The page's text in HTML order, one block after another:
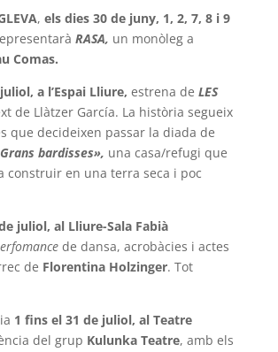
, els dies 30 de juny, 1, 2, 7, 8 i 9
RASA, un monòleg a
Comas.
a l’Espai Lliure, estrena de LES
de Llàtzer García. La història segueix
que decideixen passar la diada de
bardisses», una casa/refugi que
construir en una terra seca i poc
juliol, al Lliure-Sala Fabià
de dansa, acrobàcies i actes
de Florentina Holzinger. Tot
1 fins el 31 de juliol, al Teatre
del grup Kulunka Teatre, amb els